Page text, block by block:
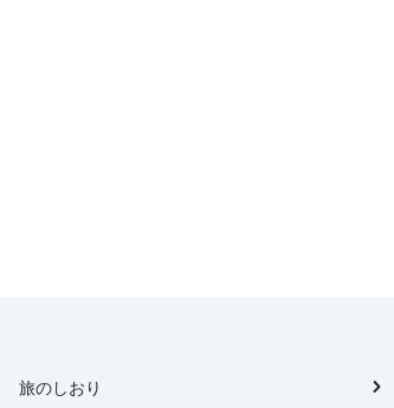
旅のしおり